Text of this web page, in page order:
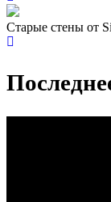
Старые стены от